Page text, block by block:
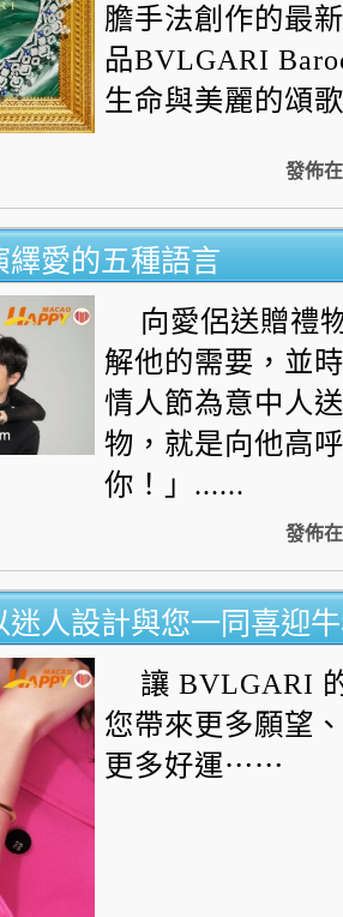
膽手法創作的最
品BVLGARI
生命與美麗的頌
發佈在
繹愛的五種語言
向愛侶送贈禮
解他的需要，並
情人節為意中人
物，就是向他高
你！」......
發佈在
迷人設計與您一同喜迎
讓 BVLGARI
您帶來更多願望
更多好運⋯⋯